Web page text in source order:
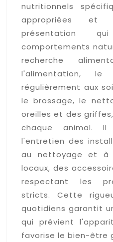
nutritionnels
appropriées
présentation
comportements
recherche
l'alimentation, le
régulièrement aux
le brossage, le
oreilles et des
chaque animal. Il
l'entretien des
au nettoyage et à
locaux, des
respectant les
stricts. Cette
quotidiens garantit
qui prévient
favorise le bien-être